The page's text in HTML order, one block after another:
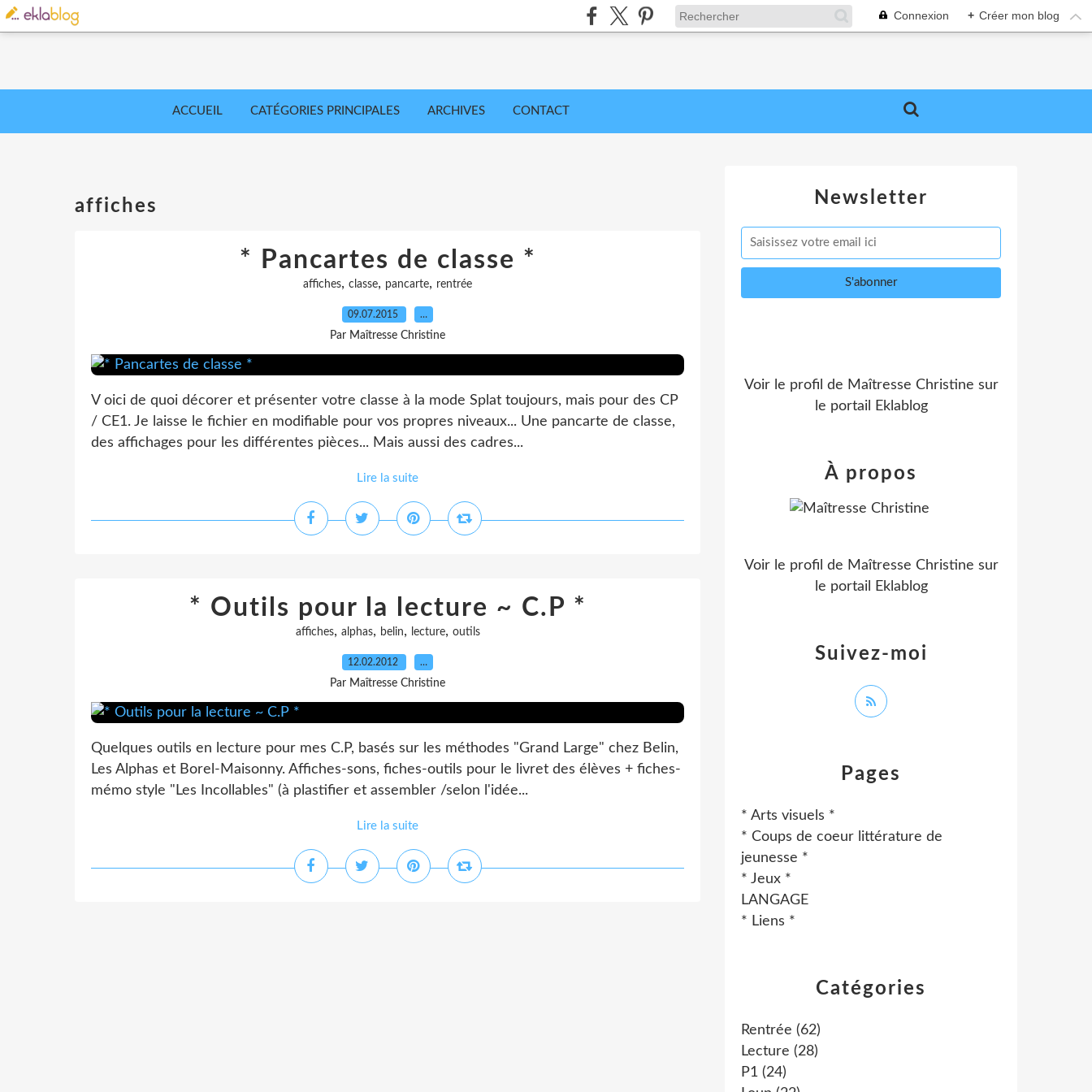
Connexion + Créer mon blog
ACCUEIL CATÉGORIES PRINCIPALES ARCHIVES CONTACT
affiches
* Pancartes de classe *
affiches, classe, pancarte, rentrée
09.07.2015 …
Par Maîtresse Christine
V oici de quoi décorer et présenter votre classe à la mode Splat toujours, mais pour des CP
/ CE1. Je laisse le fichier en modifiable pour vos propres niveaux... Une pancarte de classe,
des affichages pour les différentes pièces... Mais aussi des cadres...
Lire la suite
* Outils pour la lecture ~ C.P *
affiches, alphas, belin, lecture, outils
12.02.2012 …
Par Maîtresse Christine
Quelques outils en lecture pour mes C.P, basés sur les méthodes "Grand Large" chez Belin,
Les Alphas et Borel-Maisonny. Affiches-sons, fiches-outils pour le livret des élèves + fiches-
mémo style "Les Incollables" (à plastifier et assembler /selon l'idée...
Lire la suite
Newsletter
Catégories
Rentrée (62)
Lecture (28)
P1 (24)
Pages
* Arts visuels *
* Coups de coeur littérature de
jeunesse *
* Jeux *
LANGAGE
* Liens *
Voir le profil de Maîtresse Christine sur
le portail Eklablog
Suivez-moi
À propos
Voir le profil de Maîtresse Christine sur
le portail Eklablog